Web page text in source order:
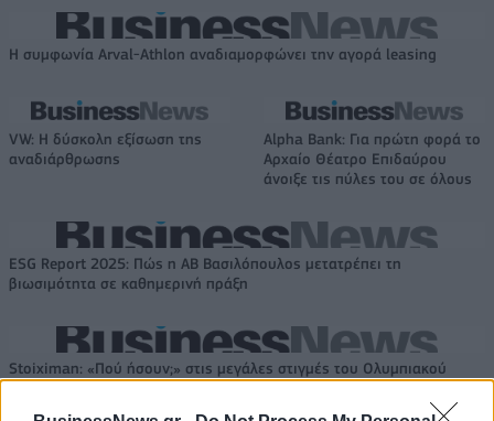
Η συμφωνία Arval-Athlon αναδιαμορφώνει την αγορά leasing
VW: Η δύσκολη εξίσωση της
αναδιάρθρωσης
Alpha Bank: Για πρώτη φορά το
Αρχαίο Θέατρο Επιδαύρου
άνοιξε τις πύλες του σε όλους
ESG Report 2025: Πώς η ΑΒ Βασιλόπουλος μετατρέπει τη
βιωσιμότητα σε καθημερινή πράξη
Stoiximan: «Πού ήσουν;» στις μεγάλες στιγμές του Ολυμπιακού